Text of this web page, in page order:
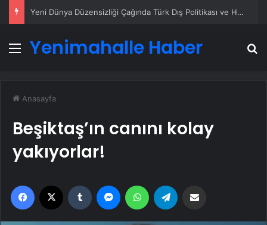
Yeni Dünya Düzensizliği Çağında Türk Dış Politikası ve Hakan Fidan Faktörü
Menü
Yenimahalle Haber
Anasayfa
Beşiktaş’ın canını kolay
yakıyorlar!
Facebook Tumblr MessengerWhatsApp